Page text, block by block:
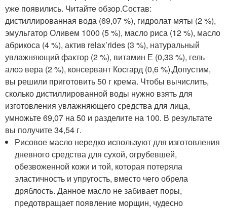
уже появились. Читайте обзор.Состав:
дистиллированная вода (69,07 %), гидролат мяты (2 %),
эмульгатор Оливем 1000 (5 %), масло риса (12 %), масло
абрикоса (4 %), актив relax’rides (3 %), натуральный
увлажняющий фактор (2 %), витамин Е (0,33 %), гель
алоэ вера (2 %), консервант Косгард (0,6 %).Допустим,
вы решили приготовить 50 г крема. Чтобы вычислить,
сколько дистиллированной воды нужно взять для
изготовления увлажняющего средства для лица,
умножьте 69,07 на 50 и разделите на 100. В результате
вы получите 34,54 г.
Рисовое масло нередко используют для изготовления
дневного средства для сухой, огрубевшей,
обезвоженной кожи и той, которая потеряла
эластичность и упругость, вместо чего обрела
дряблость. Данное масло не забивает поры,
предотвращает появление морщин, чудесно